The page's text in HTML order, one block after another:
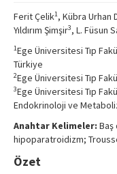
Ferit Çelik1, Kübra Urhan
Yıldırım Şimşir3, L. Füsun
1Ege Üniversitesi Tıp
Türkiye
2Ege Üniversitesi Tıp
3Ege Üniversitesi Tıp
Endokrinoloji ve
Anahtar Kelimeler:
hipoparatroidizm;
Özet